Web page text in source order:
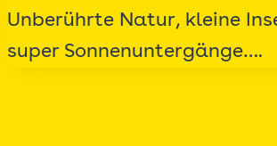
Unberührte Natur, kleine
super Sonnenuntergänge….